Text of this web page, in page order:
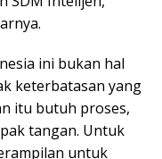
ini bukan hal
keterbatasan yang
itu butuh proses,
tangan. Untuk
untuk